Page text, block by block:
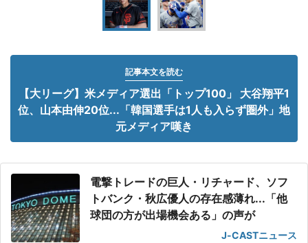
記事本文を読む
【大リーグ】米メディア選出「トップ100」 大谷翔平1
位、山本由伸20位...「韓国選手は1人も入らず圏外」地
元メディア嘆き
電撃トレードの巨人・リチャード、ソフ
トバンク・秋広優人の存在感薄れ...「他
球団の方が出場機会ある」の声が
J-CASTニュース